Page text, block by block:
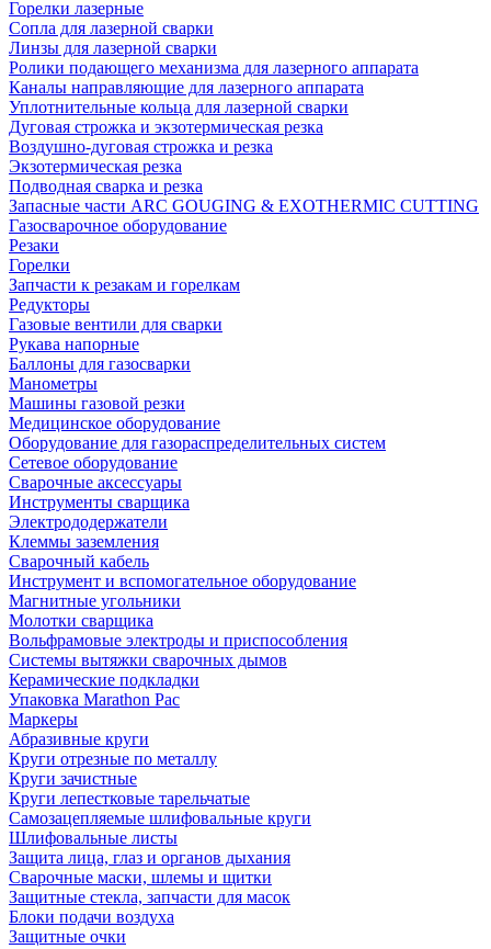
Горелки лазерные
Сопла для лазерной сварки
Линзы для лазерной сварки
Ролики подающего механизма для лазерного аппарата
Каналы направляющие для лазерного аппарата
Уплотнительные кольца для лазерной сварки
Дуговая строжка и экзотермическая резка
Воздушно-дуговая строжка и резка
Экзотермическая резка
Подводная сварка и резка
Запасные части ARC GOUGING & EXOTHERMIC CUTTING
Газосварочное оборудование
Резаки
Горелки
Запчасти к резакам и горелкам
Редукторы
Газовые вентили для сварки
Рукава напорные
Баллоны для газосварки
Манометры
Машины газовой резки
Медицинское оборудование
Оборудование для газораспределительных систем
Сетевое оборудование
Сварочные аксессуары
Инструменты сварщика
Электрододержатели
Клеммы заземления
Сварочный кабель
Инструмент и вспомогательное оборудование
Магнитные угольники
Молотки сварщика
Вольфрамовые электроды и приспособления
Системы вытяжки сварочных дымов
Керамические подкладки
Упаковка Marathon Pac
Маркеры
Абразивные круги
Круги отрезные по металлу
Круги зачистные
Круги лепестковые тарельчатые
Самозацепляемые шлифовальные круги
Шлифовальные листы
Защита лица, глаз и органов дыхания
Сварочные маски, шлемы и щитки
Защитные стекла, запчасти для масок
Блоки подачи воздуха
Защитные очки